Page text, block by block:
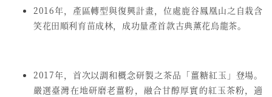
2016年，產區轉型與復興計畫，位處鹿谷鳳凰山之自栽含
笑花田順利育苗成林，成功量產首款古典薰花烏龍茶。
2017年，首次以調和概念研製之茶品「薑糖紅玉」登場。
嚴選臺灣在地研磨老薑粉，融合甘醇厚實的紅玉茶粉，適